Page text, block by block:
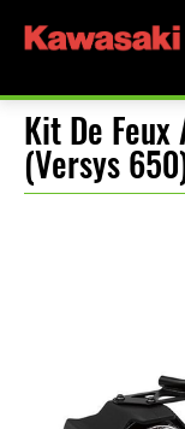
Kit De
(Versys